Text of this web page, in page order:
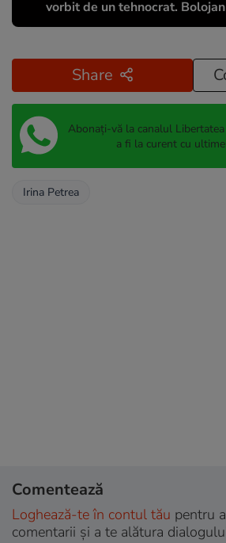
vorbit de un tehnocrat.
Share
Abonați-vă la canalul
a fi la curent cu
Irina Petrea
Comentează
Loghează-te în contul tău pentru
comentarii și a te alătura